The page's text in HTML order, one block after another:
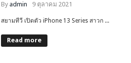
By admin 9 ตุลาคม 2021
สยามทีวี เปิดตัว iPhone 13 Series สาวก ...
Read more